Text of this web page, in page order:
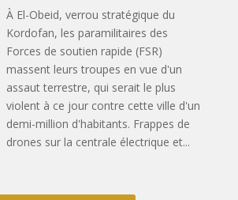
À El-Obeid, verrou stratégique du
Kordofan, les paramilitaires des
Forces de soutien rapide (FSR)
massent leurs troupes en vue d'un
assaut terrestre, qui serait le plus
violent à ce jour contre cette ville d'un
demi-million d'habitants. Frappes de
drones sur la centrale électrique et...